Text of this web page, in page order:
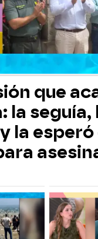
que
la seguía,
la esperó